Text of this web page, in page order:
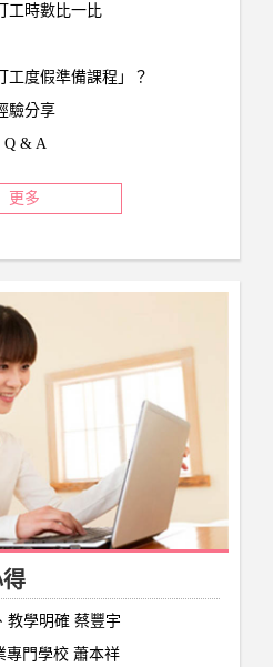
工時數比一比
工度假準備課程」？
驗分享
Q & A
更多
教學明確 蔡豐宇
專門學校 蕭本祥